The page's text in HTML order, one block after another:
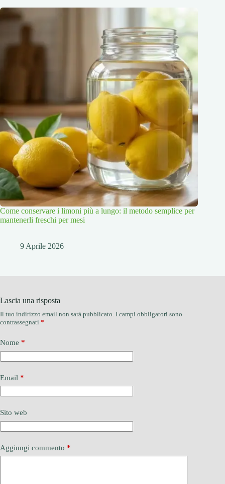
Come conservare i limoni più a lungo: il metodo semplice per
mantenerli freschi per mesi
9 Aprile 2026
Lascia una risposta
Il tuo indirizzo email non sarà pubblicato. I campi obbligatori sono
contrassegnati *
Nome *
Email *
Sito web
Aggiungi commento *